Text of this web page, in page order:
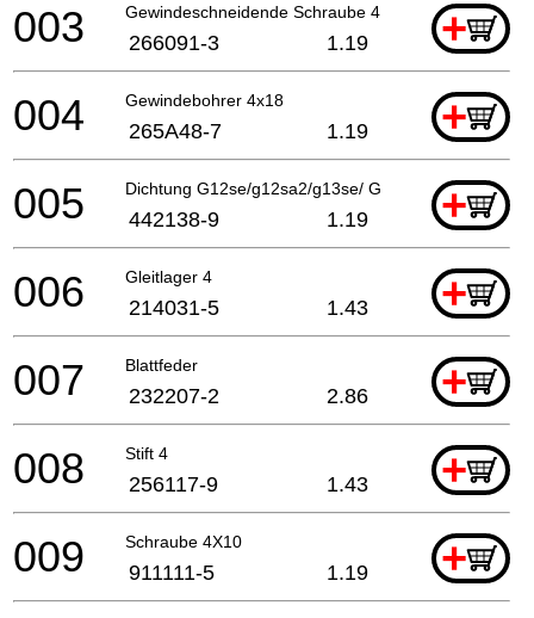
Gewindeschneidende Schraube 4x50 +
003 266091-3 1.19
Gewindebohrer 4x18 +
004 265A48-7 1.19
Dichtung G12se/g12sa2/g13se/ G12sb2/g12sa2
+
005 442138-9 1.19
Gleitlager 4 +
006 214031-5 1.43
Blattfeder +
007 232207-2 2.86
Stift 4 +
008 256117-9 1.43
Schraube 4X10 +
009 911111-5 1.19